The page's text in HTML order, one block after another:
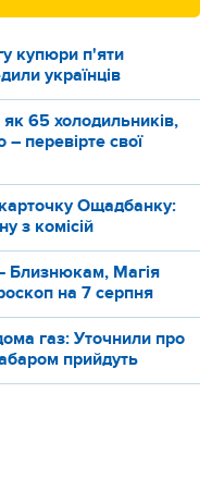
купюри п'яти
українців
як 65 холодильників,
перевірте свої
Ощадбанку:
з комісій
Близнюкам, Магія
на 7 серпня
газ: Уточнили про
прийдуть